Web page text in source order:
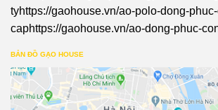
tyhttps://gaohouse.vn/ao-polo-dong-
caphttps://gaohouse.vn/ao-dong-phuc-
BẢN ĐỒ GẠO HOUSE